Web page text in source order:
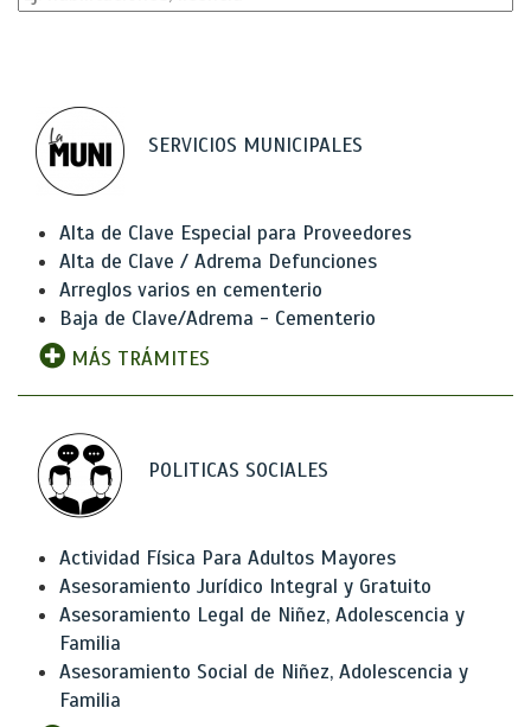
SERVICIOS MUNICIPALES
Alta de Clave Especial para Proveedores
Alta de Clave / Adrema Defunciones
Arreglos varios en cementerio
Baja de Clave/Adrema - Cementerio
MÁS TRÁMITES
POLITICAS SOCIALES
Actividad Física Para Adultos Mayores
Asesoramiento Jurídico Integral y Gratuito
Asesoramiento Legal de Niñez, Adolescencia y
Familia
Asesoramiento Social de Niñez, Adolescencia y
Familia